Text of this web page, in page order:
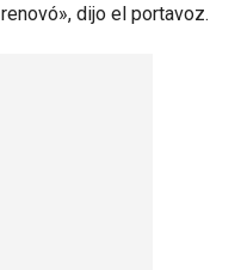
dijo el portavoz.